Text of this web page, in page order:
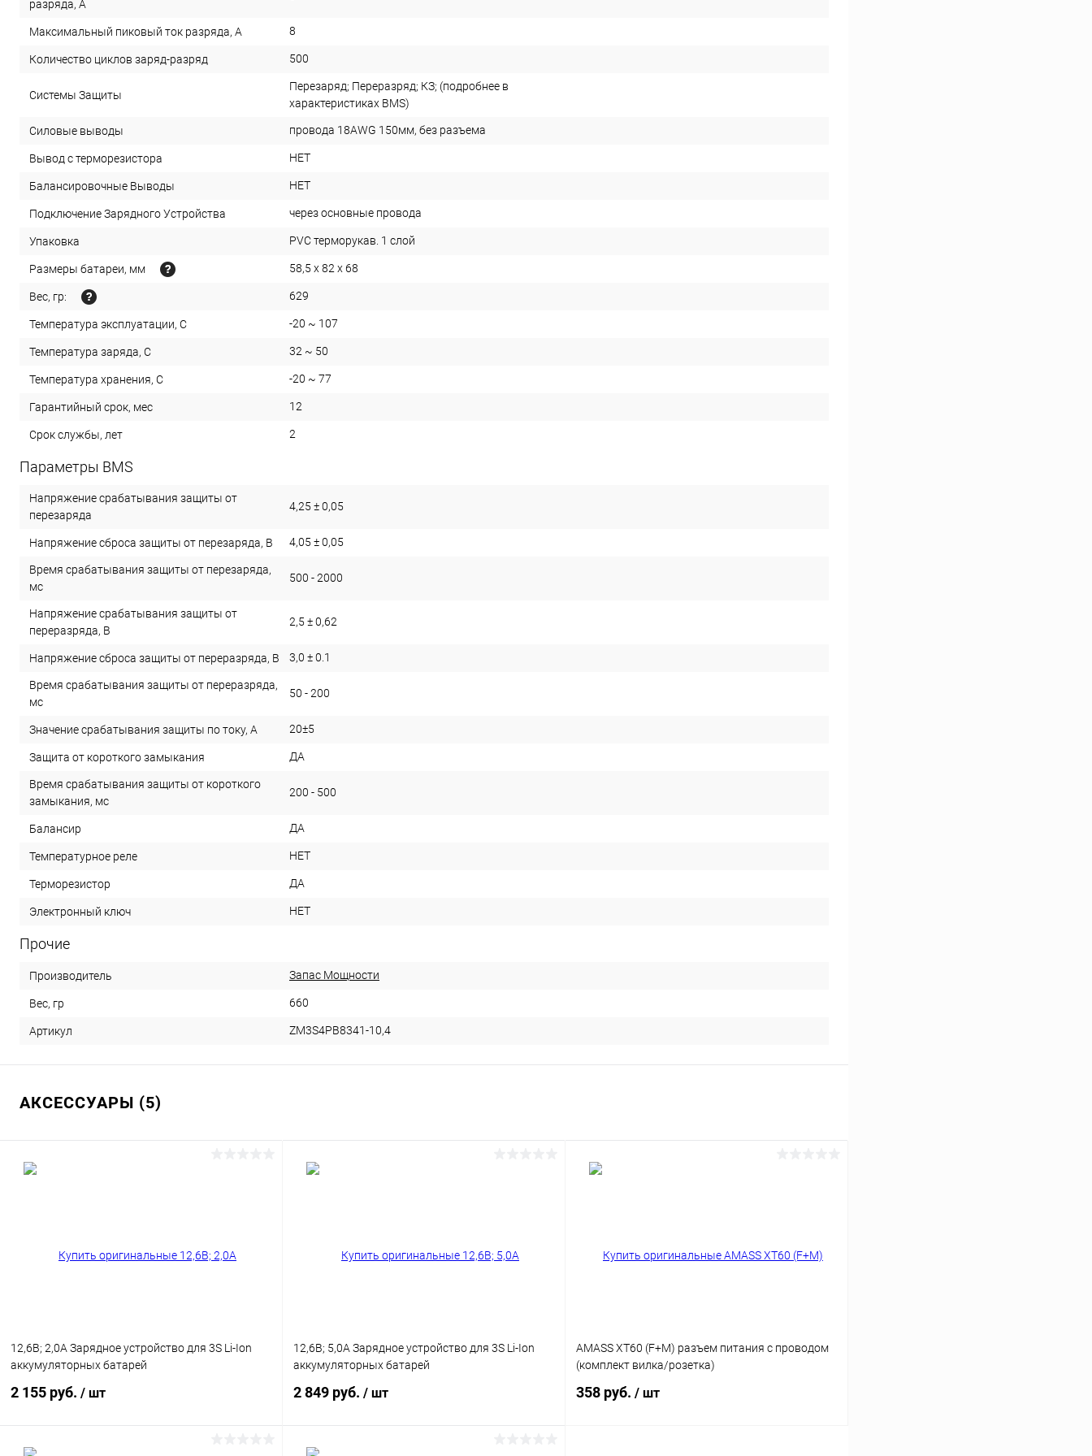
разряда, А
Максимальный пиковый ток разряда, А 8
Количество циклов заряд-разряд 500
Системы Защиты
Перезаряд; Переразряд; КЗ; (подробнее в
характеристиках BMS)
Силовые выводы провода 18AWG 150мм, без разъема
Вывод с терморезистора НЕТ
Балансировочные Выводы НЕТ
Подключение Зарядного Устройства через основные провода
Упаковка PVC терморукав. 1 слой
Размеры батареи, мм 58,5 x 82 x 68
Вес, гр: 629
Температура эксплуатации, С -20 ~ 107
Температура заряда, С 32 ~ 50
Температура хранения, С -20 ~ 77
Гарантийный срок, мес 12
Срок службы, лет 2
Параметры BMS
Напряжение срабатывания защиты от
перезаряда
4,25 ± 0,05
Напряжение сброса защиты от перезаряда, В 4,05 ± 0,05
Время срабатывания защиты от перезаряда,
мс
500 - 2000
Напряжение срабатывания защиты от
переразряда, В
2,5 ± 0,62
Напряжение сброса защиты от переразряда, В 3,0 ± 0.1
Время срабатывания защиты от переразряда,
мс
50 - 200
Значение срабатывания защиты по току, А 20±5
Защита от короткого замыкания ДА
Время срабатывания защиты от короткого
замыкания, мс
200 - 500
Балансир ДА
Температурное реле НЕТ
Терморезистор ДА
Электронный ключ НЕТ
Прочие
Производитель Запас Мощности
Вес, гр 660
Артикул ZM3S4PB8341-10,4
АКСЕССУАРЫ (5)
12,6В; 2,0А Зарядное устройство для 3S Li-Ion
аккумуляторных батарей
2 155 руб. / шт
12,6В; 5,0А Зарядное устройство для 3S Li-Ion
аккумуляторных батарей
2 849 руб. / шт
AMASS XT60 (F+M) разъем питания c проводом
(комплект вилка/розетка)
358 руб. / шт